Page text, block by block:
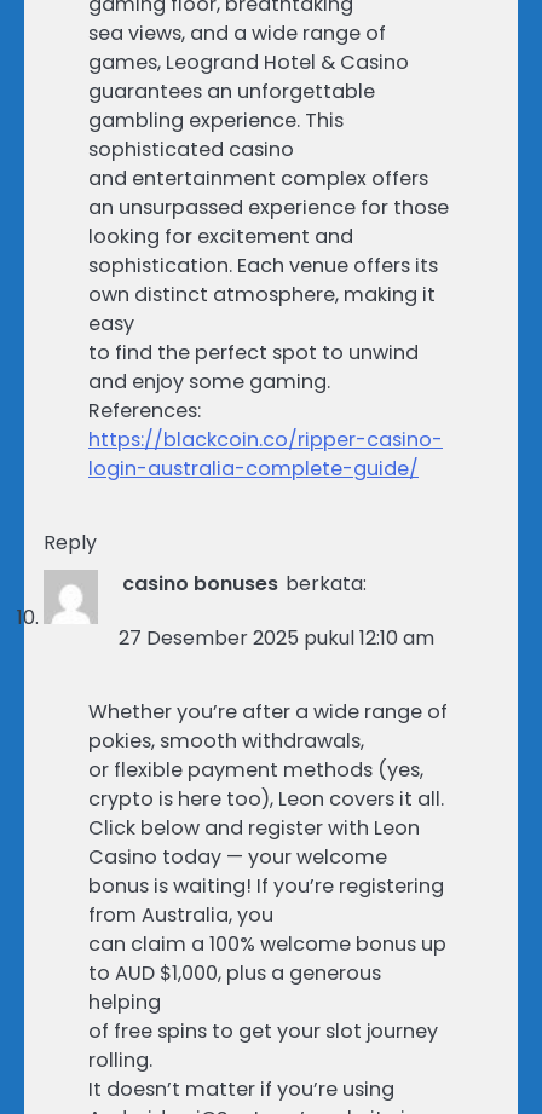
sea views, and a wide range of
games, Leogrand Hotel & Casino
guarantees an unforgettable
gambling experience. This
sophisticated casino
and entertainment complex offers
an unsurpassed experience for those
looking for excitement and
sophistication. Each venue offers its
own distinct atmosphere, making it
easy
to find the perfect spot to unwind
and enjoy some gaming.
References:
https://blackcoin.co/ripper-casino-
login-australia-complete-guide/
Reply
casino bonuses berkata:
27 Desember 2025 pukul 12:10 am
Whether you’re after a wide range of
pokies, smooth withdrawals,
or flexible payment methods (yes,
crypto is here too), Leon covers it all.
Click below and register with Leon
Casino today — your welcome
bonus is waiting! If you’re registering
from Australia, you
can claim a 100% welcome bonus up
to AUD $1,000, plus a generous
helping
of free spins to get your slot journey
rolling.
It doesn’t matter if you’re using